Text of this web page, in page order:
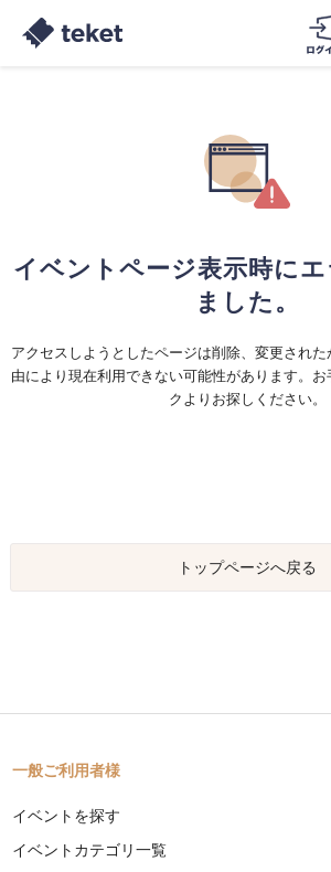
イベントページ表示時に
ました。
アクセスしようとしたページは削除、変更され
由により現在利用できない可能性があります。
クよりお探しください。
トップページへ戻る
一般ご利用者様
イベントを探す
イベントカテゴリ一覧